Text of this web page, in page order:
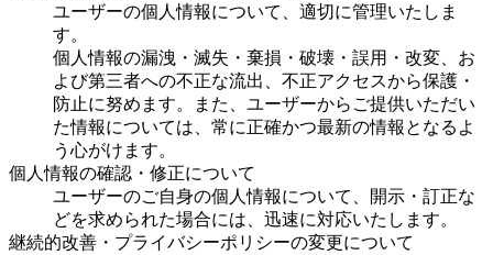
ユーザーの個人情報について、適切に管理いたしま
す。
個人情報の漏洩・滅失・棄損・破壊・誤用・改変、お
よび第三者への不正な流出、不正アクセスから保護・
防止に努めます。また、ユーザーからご提供いただい
た情報については、常に正確かつ最新の情報となるよ
う心がけます。
個人情報の確認・修正について
ユーザーのご自身の個人情報について、開示・訂正な
どを求められた場合には、迅速に対応いたします。
継続的改善・プライバシーポリシーの変更について